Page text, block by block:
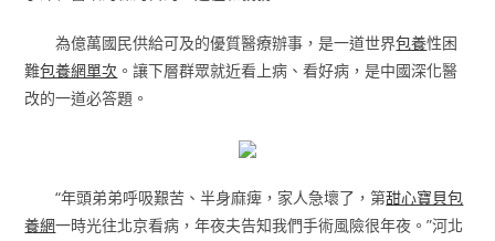
為億萬國民供給可及的優質醫療辦事，是一道世界包養性困
難包養網單次 。讓下層群眾就近看上病、看好病，是中國深化醫
改的一道必答題。
“年頭弟弟呼吸艱苦、半身麻痺，家人急壞了，第甜心寶貝包
養網一時光往北京看病，年夜夫告知我們手術風險很年夜。”河北